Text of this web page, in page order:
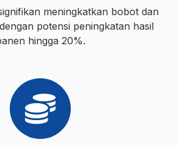
meningkatkan bobot dan
potensi peningkatan hasil
hingga 20%.